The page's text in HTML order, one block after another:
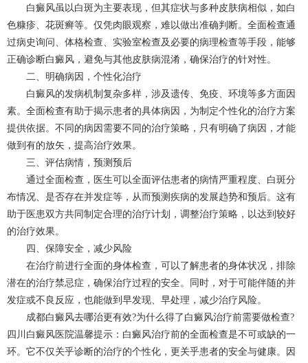
白癜风虽以白斑为主要表现，但其症状与多种皮肤病相似，如白
色糠疹、花斑癣等。仅凭肉眼观察，难以做出准确判断。全面检查通
过病史询问、体格检查、实验室检查及必要的病理检查等手段，能够
正确诊断白癜风，避免与其他皮肤病混淆，确保治疗的针对性。
二、明确病因，个性化治疗
白癜风的发病机制复杂多样，涉及遗传、免疫、环境等多方面因
素。全面检查有助于揭示患者的具体病因，为制定个性化的治疗方案
提供依据。不同的病因需要不同的治疗策略，只有明确了病因，才能
做到有的放矢，提高治疗效果。
三、评估病情，预测预后
通过全面检查，医生可以全面评估患者的病情严重程度、白斑分
布情况、是否存在并发症等，从而预测疾病的发展趋势和预后。这有
助于医患双方共同制定合理的治疗计划，调整治疗策略，以达到较好
的治疗效果。
四、保障安全，减少风险
在治疗前进行全面的身体检查，可以了解患者的身体状况，排除
潜在的治疗禁忌症，确保治疗过程的安全。同时，对于可能伴随的并
发症或不良反应，也能做到早发现、早处理，减少治疗风险。
成都白癜风去哪治更有效?为什么得了白癜风治疗前需要做检查?
四川白癜风医院温馨提示：白癜风治疗前的全面检查是不可或缺的一
环。它不仅关乎诊断的治疗的个性化，更关乎患者的安全与健康。因